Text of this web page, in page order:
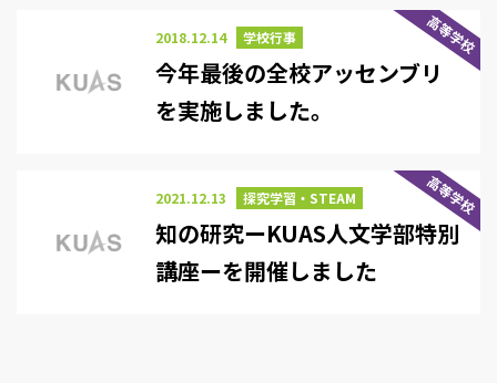
高等学校
2018.12.14 学校行事
今年最後の全校アッセンブリ
を実施しました。
高等学校
2021.12.13 探究学習・STEAM
知の研究ーKUAS人文学部特別
講座ーを開催しました